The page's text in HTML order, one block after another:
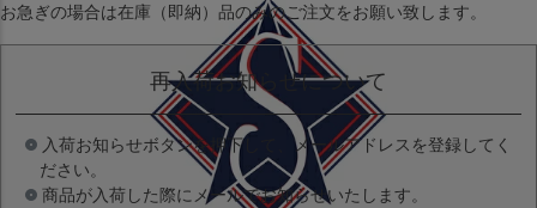
お急ぎの場合は在庫（即納）品のみのご注文をお願い致します。
再入荷お知らせについて
入荷お知らせボタンを押下して、メールアドレスを登録してく
ださい。
商品が入荷した際にメールでお知らせいたします。